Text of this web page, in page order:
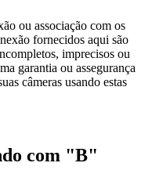
ou associação com os
fornecidos aqui são
imprecisos ou
garantia ou assegurança
câmeras usando estas
com "B"